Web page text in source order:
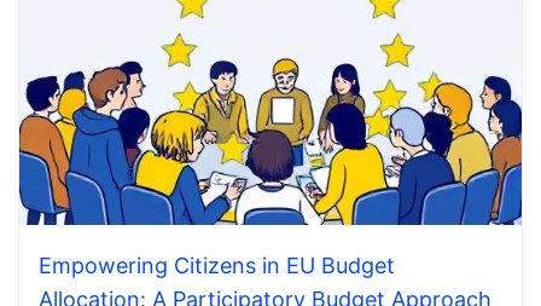
Empowering Citizens in EU Budget
Allocation: A Participatory Budget Approach